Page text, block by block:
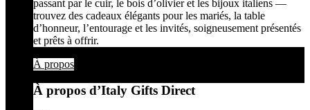
passant par le cuir, le bois d’olivier et les bijoux italiens —
trouvez des cadeaux élégants pour les mariés, la table
d’honneur, l’entourage et les invités, soigneusement présentés
et prêts à offrir.
À propos
À propos d’Italy Gifts Direct